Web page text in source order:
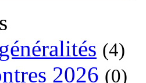
(4)
2026 (0)